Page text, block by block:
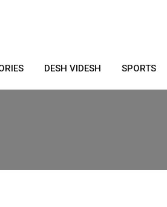
DESH VIDESH SPORTS